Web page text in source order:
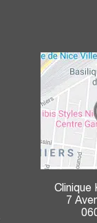
Clinique
7